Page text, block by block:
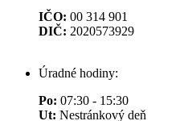
IČO: 00 314 901
DIČ: 2020573929
Úradné hodiny:
Po: 07:30 - 15:30
Ut: Nestránkový deň